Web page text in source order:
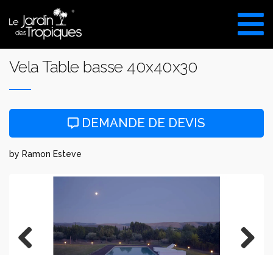
contenu
Vela Table basse 40x40x30
DEMANDE DE DEVIS
by Ramon Esteve